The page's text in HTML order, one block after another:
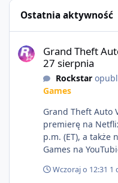
skontaktować
który tylko odpisuję ,
Direct .... Mam nadzieje, że pomożecie lub coś
doradzicie bo
którym trochę grałem Mój nick na tym koncie to był :
dokładnie zobaczyli
Ostatnia aktywność
Grand Theft
27 sierpnia
Rockstar
Games
Grand Theft Auto
premierę na
p.m. (ET), a także
Games na
https://netflix.com/
Wczoraj o 12:31 1